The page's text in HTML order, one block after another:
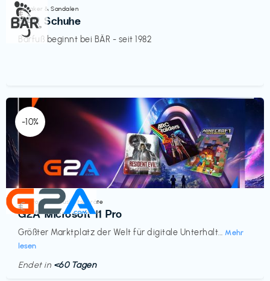
Sneaker & Sandalen
BÄR Schuhe
Barfuß beginnt bei BÄR - seit 1982
€‎
-10%
Elektronik & Haushaltsgeräte
G2A Microsoft 11 Pro
Größter Marktplatz der Welt für digitale Unterhalt... Mehr
lesen
€‎
Endet in <60 Tagen